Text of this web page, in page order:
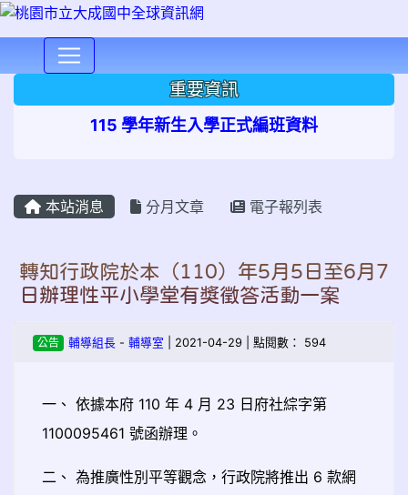
重要資訊
115 學年新生入學正式編班資料
本站消息 分月文章 電子報列表
轉知行政院於本（110）年5月5日至6月7
日辦理性平小學堂有獎徵答活動一案
公告 輔導組長- 輔導室 | 2021-04-29 | 點閱數： 594
一、 依據本府 110 年 4 月 23 日府社綜字第
1100095461 號函辦理。
二、 為推廣性別平等觀念，行政院將推出 6 款網